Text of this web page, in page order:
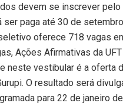
devem se inscrever
ser paga até 30 de
oferece 718 vagas
Ações Afirmativas da
neste vestibular é a oferta
O resultado será
para 22 de janeiro